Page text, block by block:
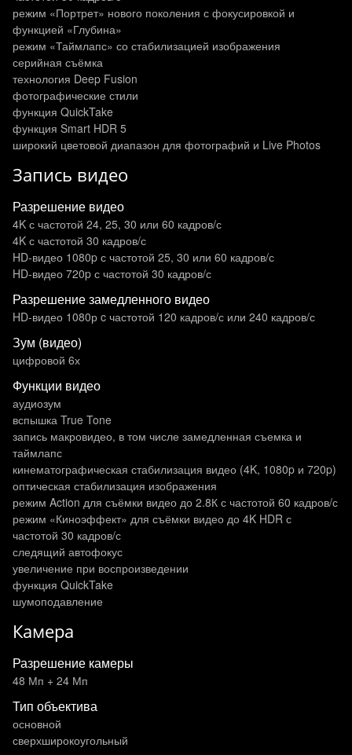
режим «Портрет» нового поколения с фокусировкой и
функцией «Глубина»
режим «Таймлапс» со стабилизацией изображения
серийная съёмка
технология Deep Fusion
фотографические стили
функция QuickTake
функция Smart HDR 5
широкий цветовой диапазон для фотографий и Live Photos
Запись видео
Разрешение видео
4K с частотой 24, 25, 30 или 60 кадров/ с
4K с частотой 30 кадров/ с
HD-видео 1080p с частотой 25, 30 или 60 кадров/ с
HD-видео 720p с частотой 30 кадров/ с
Разрешение замедленного видео
HD-видео 1080р c частотой 120 кадров/ с или 240 кадров/ с
Зум (видео)
цифровой 6х
Функции видео
аудиозум
вспышка True Tone
запись макровидео, в том числе замедленная съемка и
таймлапс
кинематографическая стабилизация видео (4K, 1080p и 720p)
оптическая стабилизация изображения
режим Action для съёмки видео до 2.8К с частотой 60 кадров/с
режим «Киноэффект» для съёмки видео до 4K HDR с
частотой 30 кадров/с
следящий автофокус
увеличение при воспроизведении
функция QuickTake
шумоподавление
Камера
Разрешение камеры
48 Мп + 24 Мп
Тип объектива
основной
сверхширокоугольный